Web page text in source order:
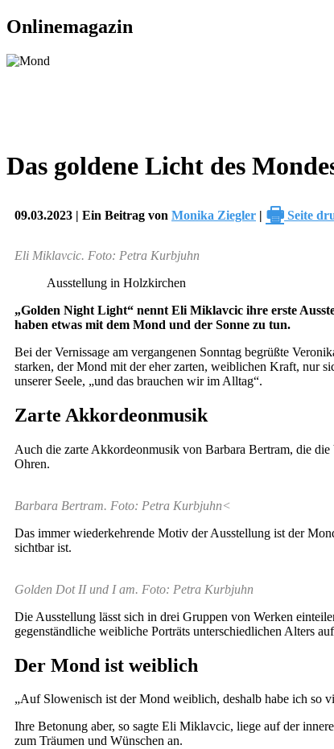
Onlinemagazin
Das goldene Licht des
09.03.2023 | Ein Beitrag von Monika Ziegler | 🖶 Seite
Eli Miklavcic. Foto: Petra Kurbjuhn
Ausstellung in Holzkirchen
„Golden Night Light“ nennt Eli Miklavcic ihre erste
haben etwas mit dem Mond und der Sonne zu tun.
Bei der Vernissage am vergangenen Sonntag begrüßte
starken, der Mond mit der eher zarten, weiblichen Kraft, nur
unserer Seele, „und das brauchen wir im Alltag“.
Zarte Akkordeonmusik
Auch die zarte Akkordeonmusik von Barbara Bertram, die
Ohren.
Barbara Bertram. Foto: Petra Kurbjuhn<
Das immer wiederkehrende Motiv der Ausstellung ist der
sichtbar ist.
Golden Dot II und I am. Foto: Petra Kurbjuhn
Die Ausstellung lässt sich in drei Gruppen von Werken
gegenständliche weibliche Porträts unterschiedlichen Alters
Der Mond ist weiblich
„Auf Slowenisch ist der Mond weiblich, deshalb habe ich so
Ihre Betonung aber, so sagte Eli Miklavcic, liege auf der
zum Träumen und Wünschen an.